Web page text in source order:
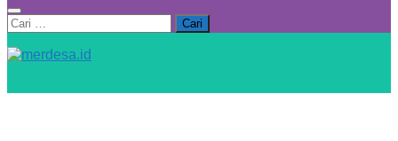
Cari
untuk: